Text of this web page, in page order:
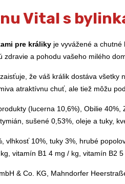
Vital s
pre králiky je vyvážené a
zdravie a pohodu vašeho milého
že váš králik dostáva
atraktívnu chuť, ale tiež môžu
(lucerna 10,6%), Obilie
sušené 0,53%, oleje a tuky,
vlhkosť 10%, tuky 3%, hrubé
vitamín B1 4 mg / kg, vitamín B2
& Co. KG, Mahndorfer